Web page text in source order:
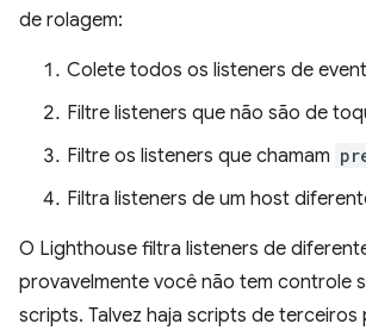
de rolagem:
Colete todos os listeners de
Filtre listeners que não são de
Filtre os listeners que chamam
Filtra listeners de um host
O Lighthouse filtra listeners de
provavelmente você não tem controle
scripts. Talvez haja scripts de terceiros